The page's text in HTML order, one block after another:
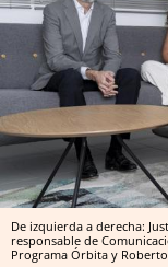
De izquierda a derecha:
responsable de
Programa Órbita y